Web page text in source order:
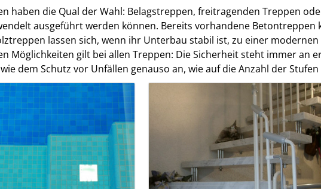
haben die Qual der Wahl: Belagstreppen, freitragenden Treppen
ausgeführt werden können. Bereits vorhandene
lassen sich, wenn ihr Unterbau stabil ist, zu einer
Möglichkeiten gilt bei allen Treppen: Die Sicherheit steht immer an
dem Schutz vor Unfällen genauso an, wie auf die Anzahl der